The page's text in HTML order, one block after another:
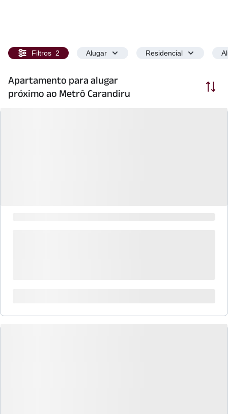
Filtros 2 Alugar Residencial
Apartamento para alugar
próximo ao Metrô Carandiru
Ordenar